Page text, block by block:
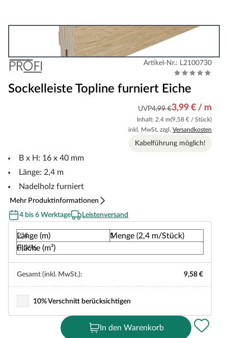
Artikel-Nr.: L2100730
Sockelleiste Topline furniert Eiche
UVP4,99 €3,99 € / m
Inhalt: 2.4 m(9,58 € / Stück)
inkl. MwSt. zzgl. Versandkosten
Kabelführung möglich!
B x H: 16 x 40 mm
Länge: 2,4 m
Nadelholz furniert
Mehr Produktinformationen
4 bis 6 Werktage
Leistenversand
Länge (m)
Menge (2,4 m/Stück)
Fläche (m²)
Gesamt (inkl. MwSt.): 9,58 €
10% Verschnitt berücksichtigen
In den Warenkorb